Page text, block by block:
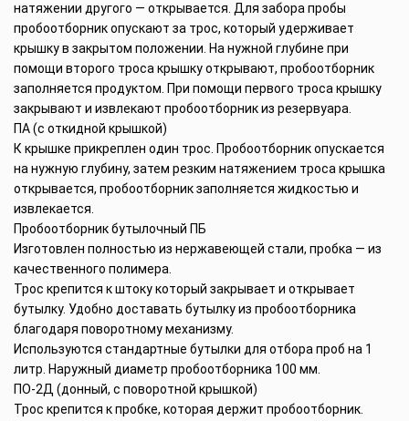
натяжении другого — открывается. Для забора пробы
пробоотборник опускают за трос, который удерживает
крышку в закрытом положении. На нужной глубине при
помощи второго троса крышку открывают, пробоотборник
заполняется продуктом. При помощи первого троса крышку
закрывают и извлекают пробоотборник из резервуара.
ПА (с откидной крышкой)
К крышке прикреплен один трос. Пробоотборник опускается
на нужную глубину, затем резким натяжением троса крышка
открывается, пробоотборник заполняется жидкостью и
извлекается.
Пробоотборник бутылочный ПБ
Изготовлен полностью из нержавеющей стали, пробка — из
качественного полимера.
Трос крепится к штоку который закрывает и открывает
бутылку. Удобно доставать бутылку из пробоотборника
благодаря поворотному механизму.
Используются стандартные бутылки для отбора проб на 1
литр. Наружный диаметр пробоотборника 100 мм.
ПО-2Д (донный, с поворотной крышкой)
Трос крепится к пробке, которая держит пробоотборник.